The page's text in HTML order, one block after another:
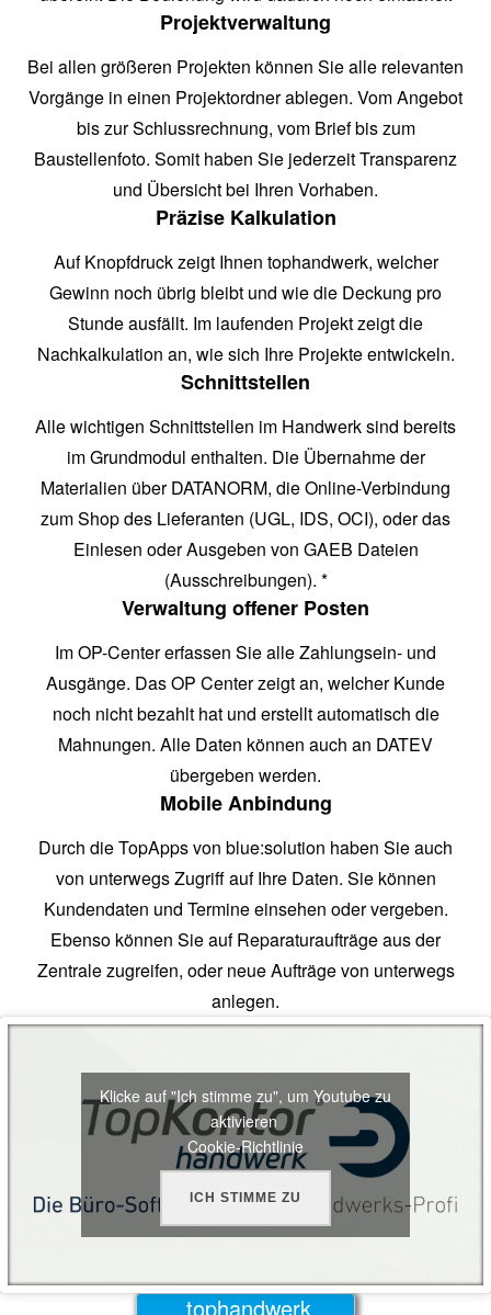
Projektverwaltung
Bei allen größeren Projekten können Sie alle relevanten
Vorgänge in einen Projektordner ablegen. Vom Angebot
bis zur Schlussrechnung, vom Brief bis zum
Baustellenfoto. Somit haben Sie jederzeit Transparenz
und Übersicht bei Ihren Vorhaben.
Präzise Kalkulation
Auf Knopfdruck zeigt Ihnen tophandwerk, welcher
Gewinn noch übrig bleibt und wie die Deckung pro
Stunde ausfällt. Im laufenden Projekt zeigt die
Nachkalkulation an, wie sich Ihre Projekte entwickeln.
Schnittstellen
Alle wichtigen Schnittstellen im Handwerk sind bereits
im Grundmodul enthalten. Die Übernahme der
Materialien über DATANORM, die Online-Verbindung
zum Shop des Lieferanten (UGL, IDS, OCI), oder das
Einlesen oder Ausgeben von GAEB Dateien
(Ausschreibungen). *
Verwaltung offener Posten
Im OP-Center erfassen Sie alle Zahlungsein- und
Ausgänge. Das OP Center zeigt an, welcher Kunde
noch nicht bezahlt hat und erstellt automatisch die
Mahnungen. Alle Daten können auch an DATEV
übergeben werden.
Mobile Anbindung
Durch die TopApps von blue:solution haben Sie auch
von unterwegs Zugriff auf Ihre Daten. Sie können
Kundendaten und Termine einsehen oder vergeben.
Ebenso können Sie auf Reparaturaufträge aus der
Zentrale zugreifen, oder neue Aufträge von unterwegs
anlegen.
Klicke auf "Ich stimme zu", um Youtube zu
aktivieren
Cookie-Richtlinie
ICH STIMME ZU
tophandwerk